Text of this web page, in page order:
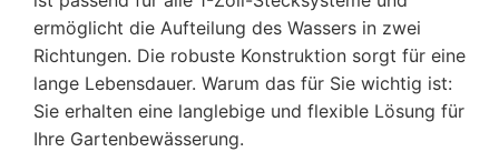
ermöglicht die Aufteilung des Wassers in zwei
Richtungen. Die robuste Konstruktion sorgt für eine
lange Lebensdauer. Warum das für Sie wichtig ist:
Sie erhalten eine langlebige und flexible Lösung für
Ihre Gartenbewässerung.